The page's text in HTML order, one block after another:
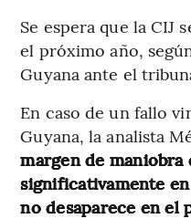
Se espera que la CIJ
el próximo año,
Guyana ante el
En caso de un fallo
Guyana, la analista
margen de maniobra
significativamente
no desaparece en el